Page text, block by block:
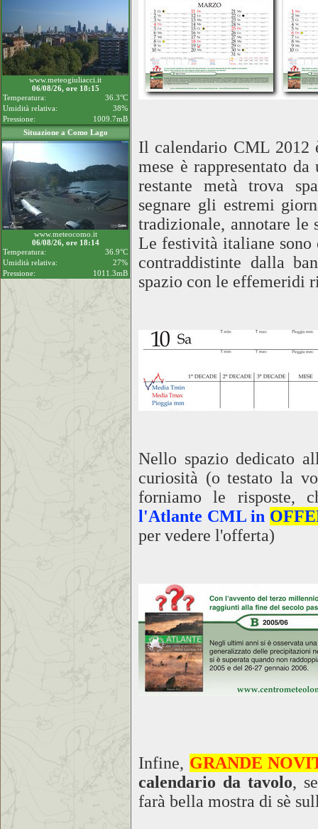
www.meteogiuliacci.it
06/08/26, ore 18:15
Temperatura:
36.3°C
Umidità relativa:
38%
Pressione:
1009.7mB
Situazione a Como Lago
www.meteocomo.it
06/08/26, ore 18:14
Temperatura:
36.9°C
Umidità relativa:
27%
Pressione:
1011.3mB
Il calendario CML 2012
mese è rappresentato
restante metà trova
segnare gli estremi
tradizionale, annotare le
Le festività italiane sono
contraddistinte dalla
spazio con le effemeridi
Nello spazio dedicato
curiosità (o testato la
forniamo le risposte,
l'Atlante CML in
per vedere l'offerta)
Infine, GRANDE
calendario da tavolo,
farà bella mostra di sè